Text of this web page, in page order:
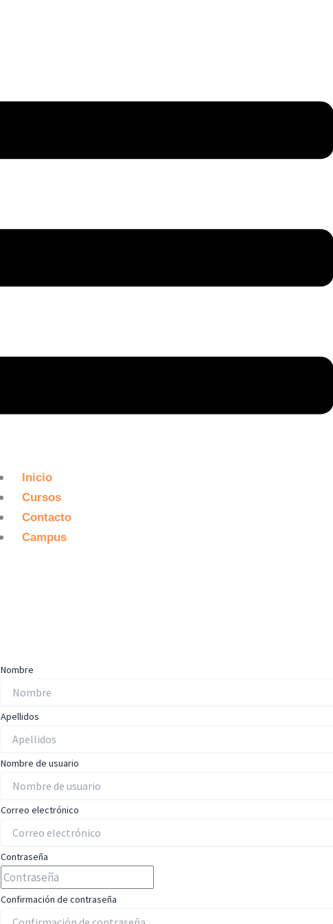
Inicio
Cursos
Contacto
Campus
Nombre
Apellidos
Nombre de usuario
Correo electrónico
Contraseña
Confirmación de contraseña